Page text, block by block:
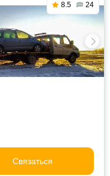
8.5 24
Связаться